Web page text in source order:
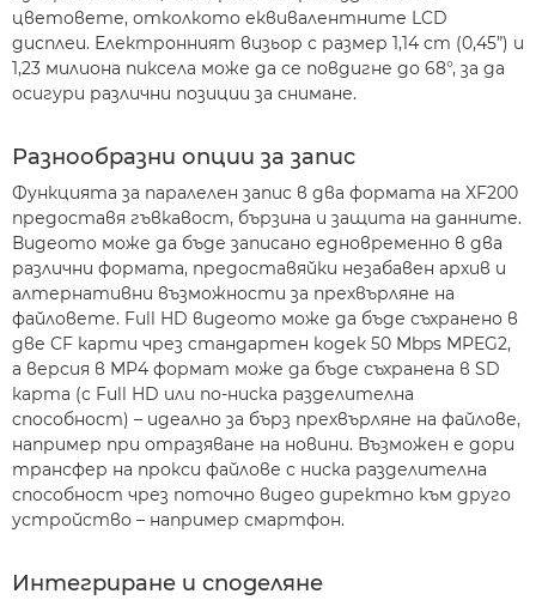
цветовете, отколкото еквивалентните LCD
дисплеи. Електронният визьор с размер 1,14 cm (0,45”) и
1,23 милиона пиксела може да се повдигне до 68°, за да
осигури различни позиции за снимане.
Разнообразни опции за запис
Функцията за паралелен запис в два формата на XF200
предоставя гъвкавост, бързина и защита на данните.
Видеото може да бъде записано едновременно в два
различни формата, предоставяйки незабавен архив и
алтернативни възможности за прехвърляне на
файловете. Full HD видеото може да бъде съхранено в
две CF карти чрез стандартен кодек 50 Mbps MPEG2,
а версия в MP4 формат може да бъде съхранена в SD
карта (с Full HD или по-ниска разделителна
способност) – идеално за бърз прехвърляне на файлове,
например при отразяване на новини. Възможен е дори
трансфер на прокси файлове с ниска разделителна
способност чрез поточно видео директно към друго
устройство – например смартфон.
Интегриране и споделяне